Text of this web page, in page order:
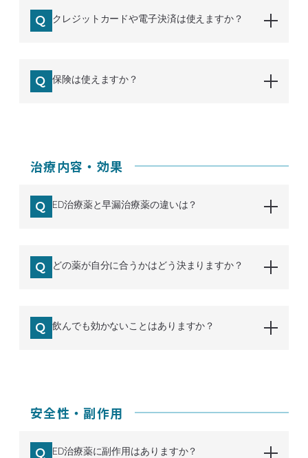
クレジットカードや電子決済は使えますか？
保険は使えますか？
治療内容・効果
ED治療薬と早漏治療薬の違いは？
どの薬が自分に合うかはどう決まりますか？
飲んでも効かないことはありますか？
安全性・副作用
ED治療薬に副作用はありますか？